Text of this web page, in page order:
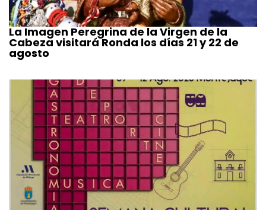
La Imagen Peregrina de la Virgen de la
Cabeza visitará Ronda los días 21 y 22 de
agosto